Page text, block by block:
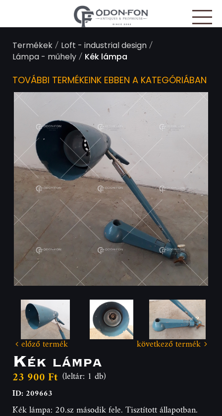
Termékek/ Loft - industrial design/
Lámpa - műhely/ Kék lámpa
TOVÁBBI TERMÉKEINK EBBEN A KATEGÓRIÁBAN
előző termék következő termék
Kék lámpa
23 900 Ft (leltár: 1 db)
ID: 209663
Kék lámpa: 20.sz második fele. Tisztított állapotban.